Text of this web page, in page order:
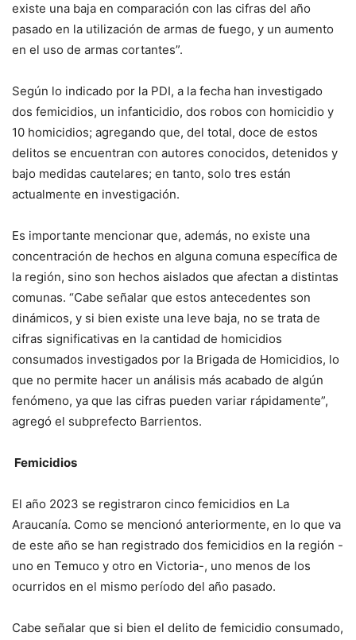
existe una baja en comparación con las cifras del año
pasado en la utilización de armas de fuego, y un aumento
en el uso de armas cortantes”.
Según lo indicado por la PDI, a la fecha han investigado
dos femicidios, un infanticidio, dos robos con homicidio y
10 homicidios; agregando que, del total, doce de estos
delitos se encuentran con autores conocidos, detenidos y
bajo medidas cautelares; en tanto, solo tres están
actualmente en investigación.
Es importante mencionar que, además, no existe una
concentración de hechos en alguna comuna específica de
la región, sino son hechos aislados que afectan a distintas
comunas. “Cabe señalar que estos antecedentes son
dinámicos, y si bien existe una leve baja, no se trata de
cifras significativas en la cantidad de homicidios
consumados investigados por la Brigada de Homicidios, lo
que no permite hacer un análisis más acabado de algún
fenómeno, ya que las cifras pueden variar rápidamente”,
agregó el subprefecto Barrientos.
Femicidios
El año 2023 se registraron cinco femicidios en La
Araucanía. Como se mencionó anteriormente, en lo que va
de este año se han registrado dos femicidios en la región -
uno en Temuco y otro en Victoria-, uno menos de los
ocurridos en el mismo período del año pasado.
Cabe señalar que si bien el delito de femicidio consumado,